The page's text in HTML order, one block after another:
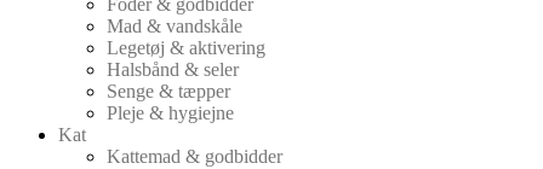
Mad & vandskåle
Legetøj & aktivering
Halsbånd & seler
Senge & tæpper
Pleje & hygiejne
Kat
Kattemad & godbidder